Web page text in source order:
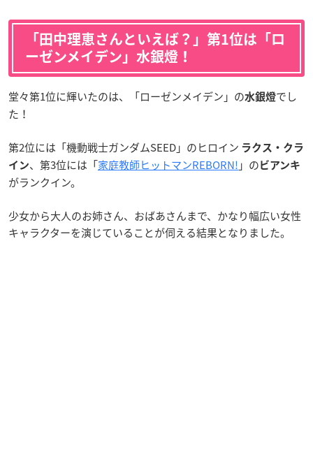
「田中理恵さんといえば？」第1位は「ロ
ーゼンメイデン」水銀燈！
堂々第1位に輝いたのは、「ローゼンメイデン」の水銀燈でし
た！
第2位には「機動戦士ガンダムSEED」のヒロイン ラクス・クラ
イン、第3位には「家庭教師ヒットマンREBORN! 」の ビアンキ
がランクイン。
少女から大人のお姉さん、おばあさんまで、かなり幅広い女性
キャラクターを演じていることが伺える結果となりました。